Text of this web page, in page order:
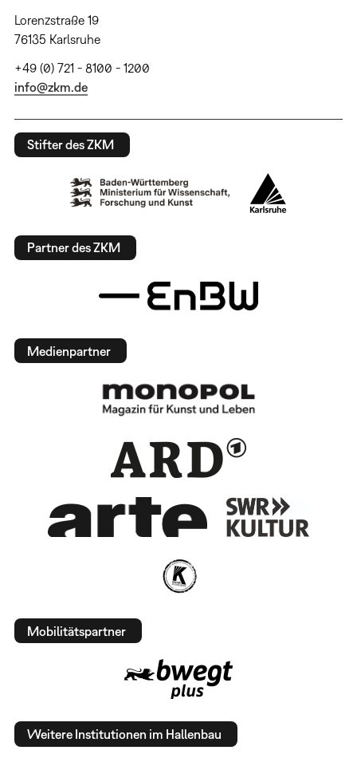
Lorenzstraße 19
76135 Karlsruhe
+49 (0) 721 - 8100 - 1200
info@zkm.de
Stifter des ZKM
Partner des ZKM
Medienpartner
Mobilitätspartner
Weitere Institutionen im Hallenbau